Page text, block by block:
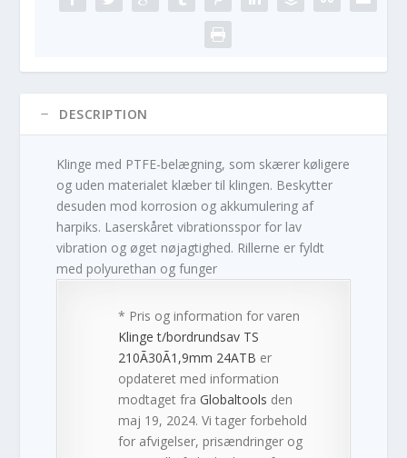
DESCRIPTION
Klinge med PTFE-belægning, som skærer køligere
og uden materialet klæber til klingen. Beskytter
desuden mod korrosion og akkumulering af
harpiks. Laserskåret vibrationsspor for lav
vibration og øget nøjagtighed. Rillerne er fyldt
med polyurethan og funger
* Pris og information for varen
Klinge t/bordrundsav TS
210Ã30Ã1,9mm 24ATB er
opdateret med information
modtaget fraGlobaltools den
maj 19, 2024. Vi tager forbehold
for afvigelser, prisændringer og